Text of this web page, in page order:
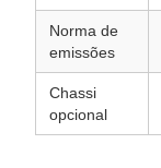
Norma de
emissões
Chassi
opcional